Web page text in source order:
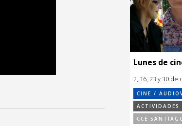
Lunes de
2, 16, 23 y 30 de
CINE /
ACTIVIDADES
CCE